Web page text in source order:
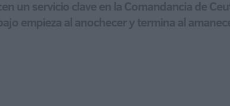
un servicio clave en la Comandancia de
empieza al anochecer y termina al